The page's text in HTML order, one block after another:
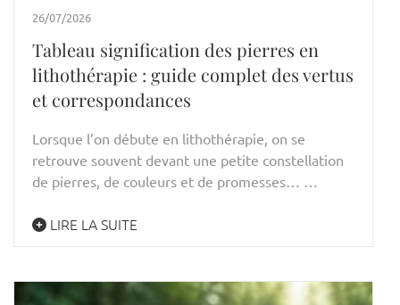
26/07/2026
Tableau signification des pierres en
lithothérapie : guide complet des vertus
et correspondances
Lorsque l’on débute en lithothérapie, on se
retrouve souvent devant une petite constellation
de pierres, de couleurs et de promesses… …
LIRE LA SUITE